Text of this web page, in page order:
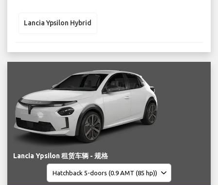
Lancia Ypsilon Hybrid
Lancia Ypsilon 租赁车辆 - 规格